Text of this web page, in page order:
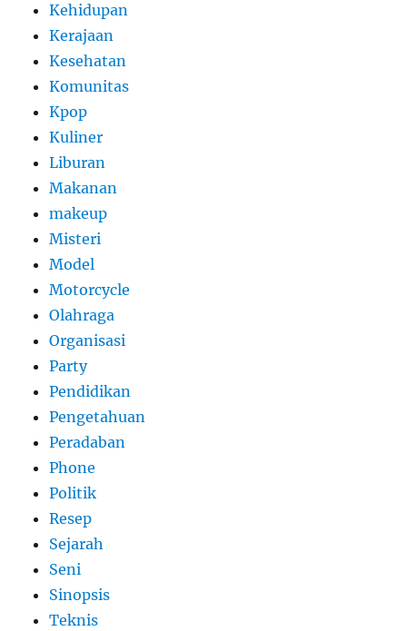
Kehidupan
Kerajaan
Kesehatan
Komunitas
Kpop
Kuliner
Liburan
Makanan
makeup
Misteri
Model
Motorcycle
Olahraga
Organisasi
Party
Pendidikan
Pengetahuan
Peradaban
Phone
Politik
Resep
Sejarah
Seni
Sinopsis
Teknis